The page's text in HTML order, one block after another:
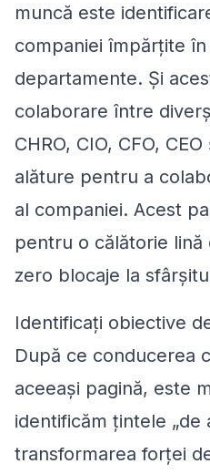
muncă este
companiei împărțite
departamente. Și
colaborare între
CHRO, CIO, CFO,
alăture pentru a
al companiei. Acest
pentru o călătorie
zero blocaje la
Identificați obiective
După ce conducerea
aceeași pagină, este
identificăm țintele „de
transformarea forței